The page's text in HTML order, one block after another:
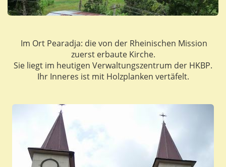
Im Ort Pearadja: die von der Rheinischen Mission
zuerst erbaute Kirche.
Sie liegt im heutigen Verwaltungszentrum der HKBP.
Ihr Inneres ist mit Holzplanken vertäfelt.